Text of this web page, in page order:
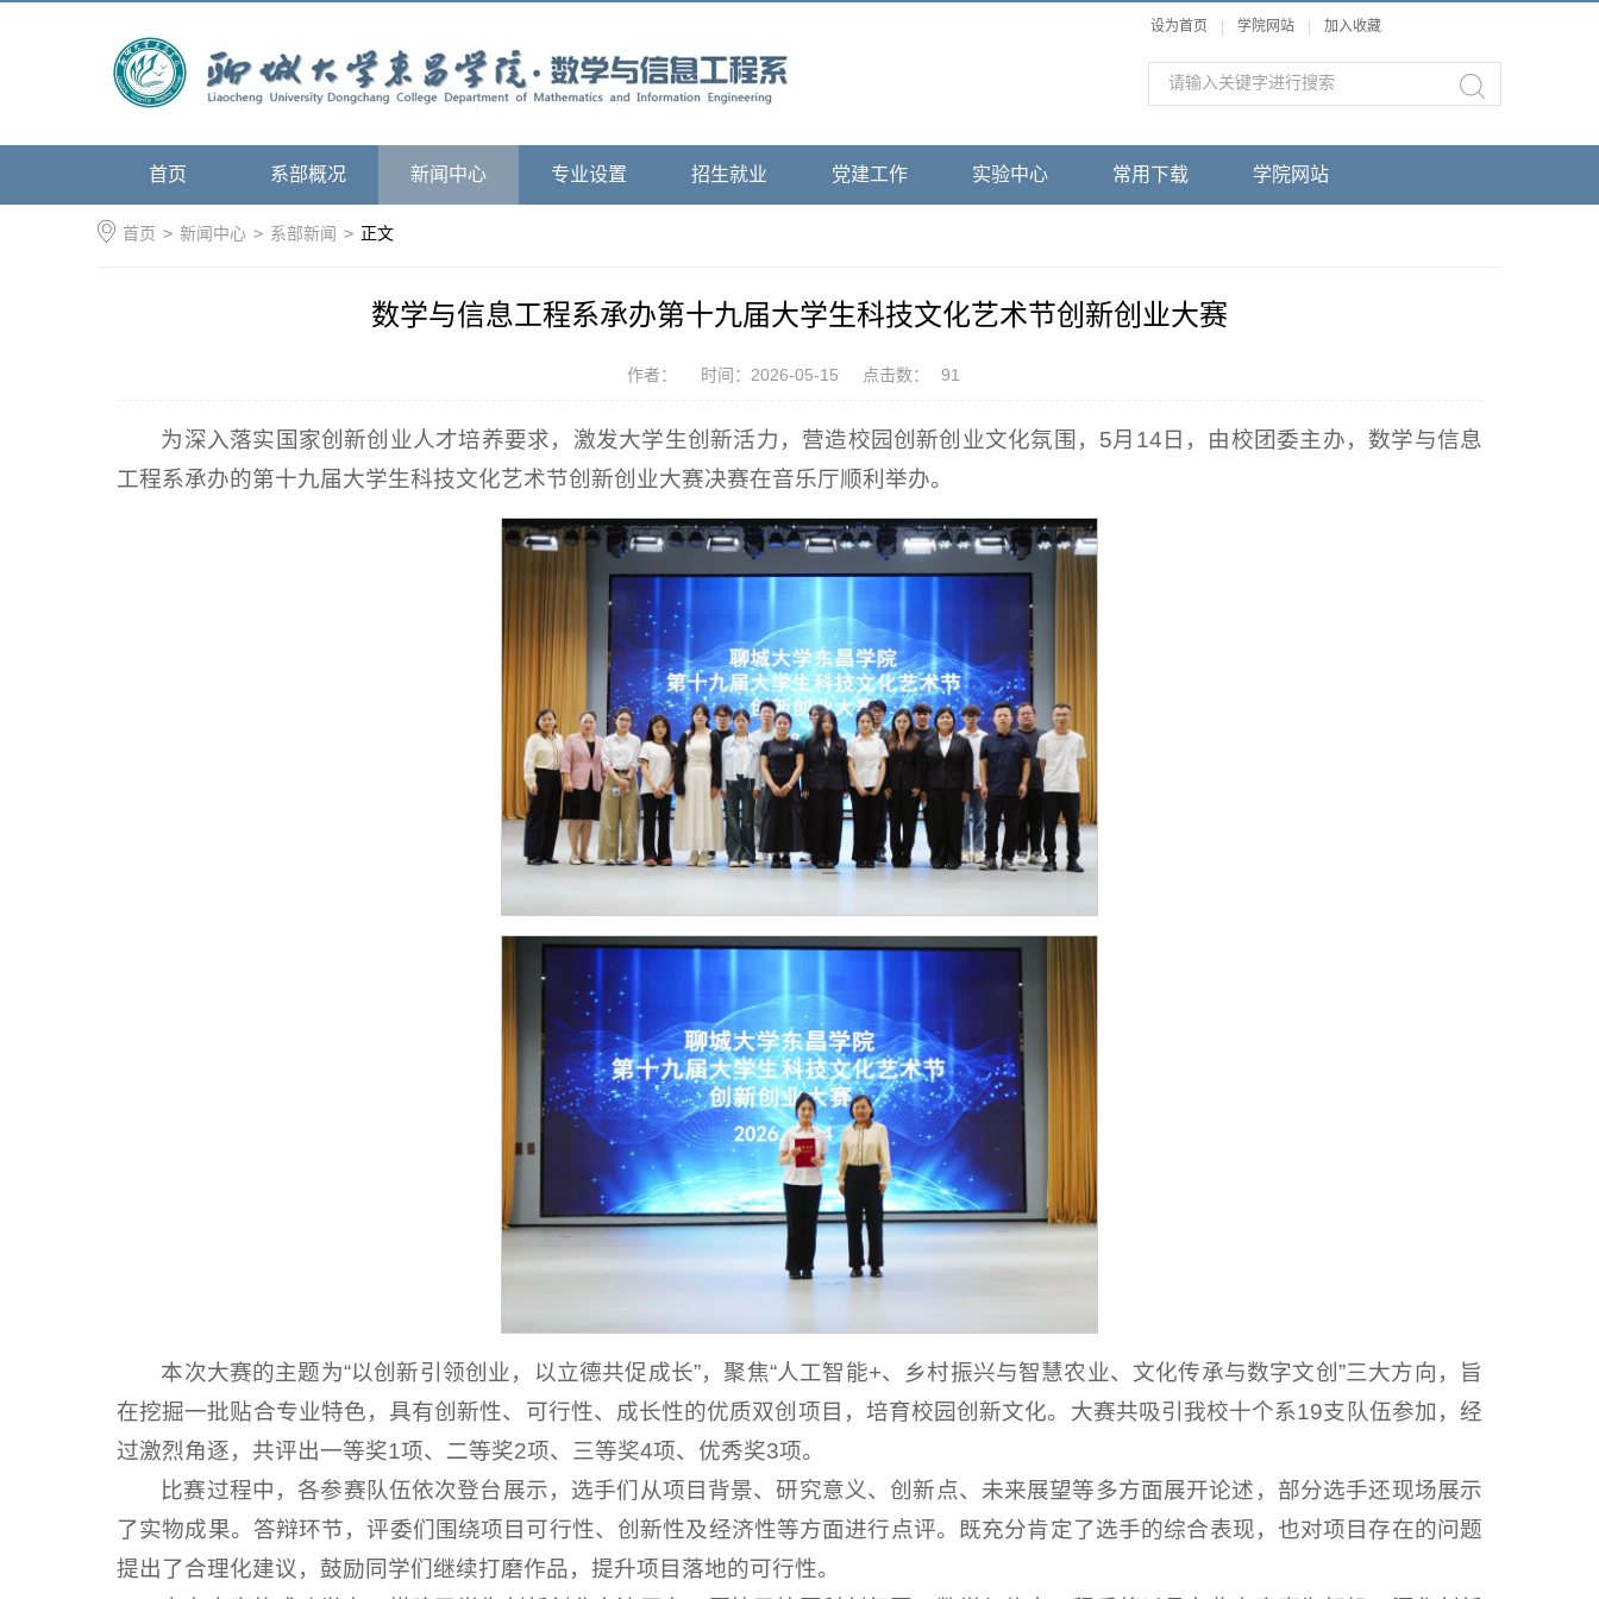
设为首页 学院网站 加入收藏
首页 系部概况 新闻中心 专业设置 招生就业 党建工作 实验中心 常用下载 学院网站
首页 > 新闻中心 > 系部新闻 > 正文
数学与信息工程系承办第十九届大学生科技文化艺术节创新创业大赛
作者： 时间：2026-05-15 点击数： 91
为深入落实国家创新创业人才培养要求，激发大学生创新活力，营造校园创新创业文化氛围，5月14日，由校团委主办，数学与信息
工程系承办的第十九届大学生科技文化艺术节创新创业大赛决赛在音乐厅顺利举办。
本次大赛的主题为“以创新引领创业，以立德共促成长”，聚焦“人工智能+、乡村振兴与智慧农业、文化传承与数字文创”三大方向，旨
在挖掘一批贴合专业特色，具有创新性、可行性、成长性的优质双创项目，培育校园创新文化。大赛共吸引我校十个系19支队伍参加，经
过激烈角逐，共评出一等奖1项、二等奖2项、三等奖4项、优秀奖3项。
比赛过程中，各参赛队伍依次登台展示，选手们从项目背景、研究意义、创新点、未来展望等多方面展开论述，部分选手还现场展示
了实物成果。答辩环节，评委们围绕项目可行性、创新性及经济性等方面进行点评。既充分肯定了选手的综合表现，也对项目存在的问题
提出了合理化建议，鼓励同学们继续打磨作品，提升项目落地的可行性。